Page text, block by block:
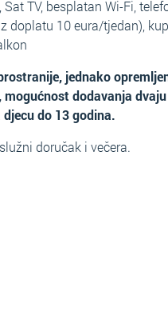
TV, besplatan Wi-Fi,
doplatu 10 eura/tjedan),
jednako
mogućnost dodavanja
do 13 godina.
doručak i večera.